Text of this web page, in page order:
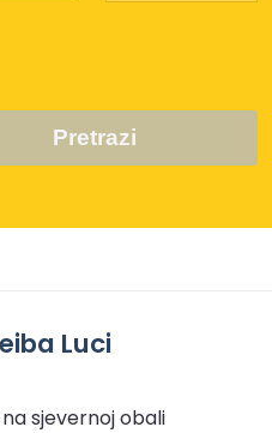
Pretrazi
Luci
sjevernoj obali